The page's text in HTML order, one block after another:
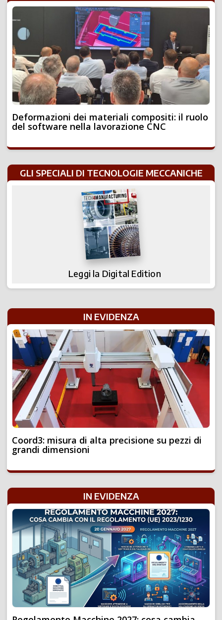
Deformazioni dei materiali compositi: il ruolo
del software nella lavorazione CNC
GLI SPECIALI DI TECNOLOGIE MECCANICHE
Leggi la Digital Edition
IN EVIDENZA
Coord3: misura di alta precisione su pezzi di
grandi dimensioni
IN EVIDENZA